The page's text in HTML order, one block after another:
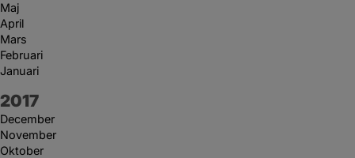
Maj
April
Mars
Februari
Januari
År:
2017
December
November
Oktober